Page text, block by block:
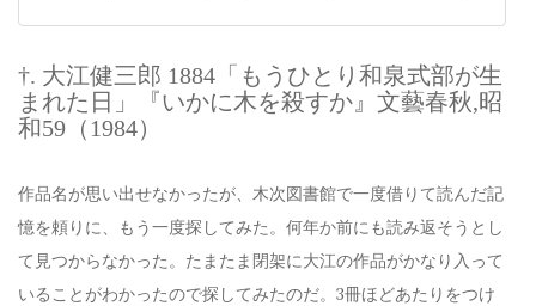
†. 大江健三郎 1884「もうひとり和泉式部が生
まれた日」『いかに木を殺すか』文藝春秋,昭
和59（1984）
作品名が思い出せなかったが、木次図書館で一度借りて読んだ記
憶を頼りに、もう一度探してみた。何年か前にも読み返そうとし
て見つからなかった。たまたま閉架に大江の作品がかなり入って
いることがわかったので探してみたのだ。3冊ほどあたりをつけ